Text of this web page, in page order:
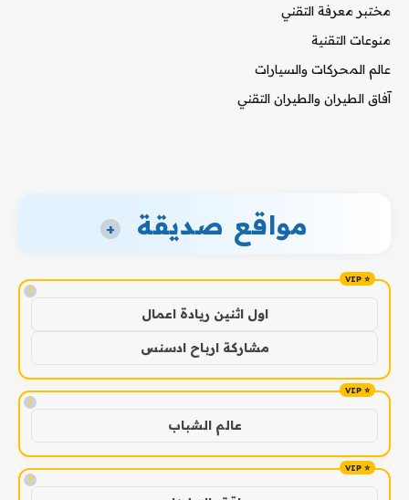
مختبر معرفة التقني
منوعات التقنية
عالم المحركات والسيارات
آفاق الطيران والطيران التقني
مواقع صديقة +
!
اول اثنين ريادة اعمال
مشاركة ارباح ادسنس
!
عالم الشباب
!